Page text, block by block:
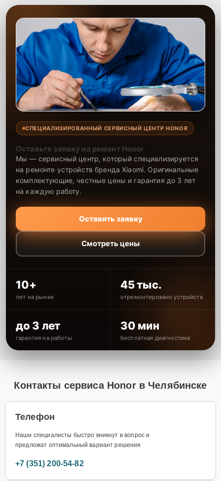
Сервисный центр выполняет качественную замену аккумулятора
специалисты оперативно устраняют неисправности, обеспечивая
долгую работу устройства после замены. На все работы и
установленные компоненты предоставляется гарантия, что
подтверждает надежность и долговечность ремонта. Доверьте
замену аккумулятора нашему сервису, и телефон снова будет
держать заряд, как новый.
СПЕЦИАЛИЗИРОВАННЫЙ СЕРВИСНЫЙ ЦЕНТР HONOR
Оставьте заявку на ремонт Honor
Мы — сервисный центр, который специализируется
на ремонте устройств бренда Xiaomi. Оригинальные
комплектующие, честные цены и гарантия до 3 лет
на каждую работу.
Оставить заявку
Смотреть цены
10+
лет на рынке
45 тыс.
отремонтировано устройств
до 3 лет
гарантия на работы
30 мин
бесплатная диагностика
Контакты сервиса Honor в Челябинске
Телефон
Наши специалисты быстро вникнут в вопрос и
предложат оптимальный вариант решения
+7 (351) 200-54-82